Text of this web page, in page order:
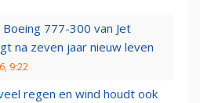
777-300 van Jet
na zeven jaar nieuw leven
9:22
regen en wind houdt ook